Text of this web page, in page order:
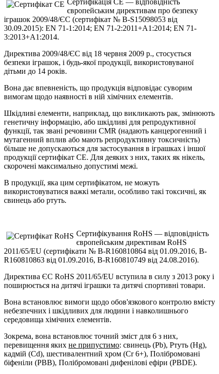
європейським директивам про безпеку
іграшок 2009/48/ЄС (сертифікат № B-S15098053 від
30.09.2015): EN 71-1:2014; EN 71-2:2011+A1:2014; EN 71-
3:2013+A1:2014.
Директива 2009/48/ЄС від 18 червня 2009 р., стосується
безпеки іграшок, і будь-якої продукції, використовуваної
дітьми до 14 років.
Вона дає впевненість, що продукція відповідає суворим
вимогам щодо наявності в ній хімічних елементів.
Шкідливі елементи, наприклад, що викликають рак, змінюють
генетичну інформацію, або шкідливі для репродуктивної
функції, так звані речовини CMR (надають канцерогенний і
мутагенний вплив або мають репродуктивну токсичність)
більше не допускаються для застосування в іграшках і іншої
продукції сертифікат CE. Для деяких з них, таких як нікель,
скорочені максимально допустимі межі.
В продукції, яка цим сертифікатом, не можуть
використовуватися важкі метали, особливо такі токсичні, як
свинець або ртуть.
Сертифікування RoHS — відповідність
європейським директивам RoHS
2011/65/EU (сертифікати № B-R160810864 від 01.09.2016, B-
R160810863 від 01.09.2016, B-R160810749 від 24.08.2016).
Директива ЄС RoHS 2011/65/EU вступила в силу з 2013 року і
поширюється на дитячі іграшки та дитячі спортивні товари.
Вона встановлює вимоги щодо обов'язкового контролю вмісту
небезпечних і шкідливих для людини і навколишнього
середовища хімічних елементів.
Зокрема, вона встановлює точний зміст для 6 з них,
перевищення яких не припустимо: свинець (Pb), Ртуть (Hg),
кадмій (Cd), шестивалентний хром (Cr 6+), Полібромовані
біфеніли (PBB), Полібромовані дифенілові ефіри (PBDE).